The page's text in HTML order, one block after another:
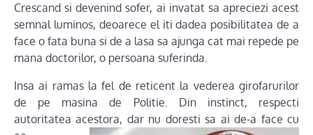
Crescand si devenind sofer, ai invatat sa apreciezi acest
semnal luminos, deoarece el iti dadea posibilitatea de a
face o fata buna si de a lasa sa ajunga cat mai repede pe
mana doctorilor, o persoana suferinda.
Insa ai ramas la fel de reticent la vederea girofarurilor
de pe masina de Politie. Din instinct, respecti
autoritatea acestora, dar nu doresti sa ai de-a face cu